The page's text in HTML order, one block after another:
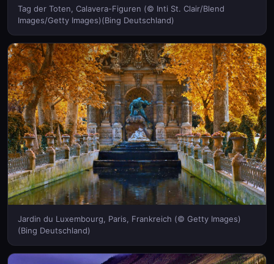
Tag der Toten, Calavera-Figuren (© Inti St. Clair/Blend
Images/Getty Images)(Bing Deutschland)
Jardin du Luxembourg, Paris, Frankreich (© Getty Images)
(Bing Deutschland)